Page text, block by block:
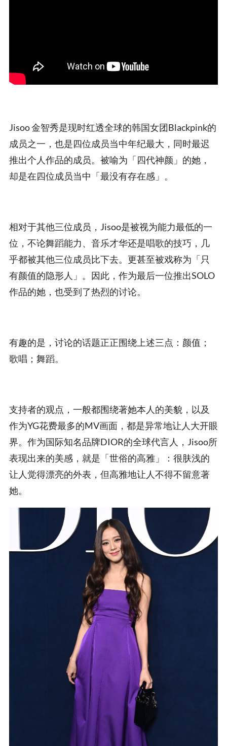
Jisoo 金智秀是现时红透全球的韩国女团Blackpink的
成员之一，也是四位成员当中年纪最大，同时最迟
推出个人作品的成员。被喻为「四代神颜」的她，
却是在四位成员当中「最没有存在感」。
相对于其他三位成员，Jisoo是被视为能力最低的一
位，不论舞蹈能力、音乐才华还是唱歌的技巧，几
乎都被其他三位成员比下去。更甚至被戏称为「只
有颜值的隐形人」。因此，作为最后一位推出SOLO
作品的她，也受到了热烈的讨论。
有趣的是，讨论的话题正正围绕上述三点：颜值；
歌唱；舞蹈。
支持者的观点，一般都围绕著她本人的美貌，以及
作为YG花费最多的MV画面，都是异常地让人大开眼
界。作为国际知名品牌DIOR的全球代言人，Jisoo所
表现出来的美感，就是「世俗的高雅」：很肤浅的
让人觉得漂亮的外表，但高雅地让人不得不留意著
她。